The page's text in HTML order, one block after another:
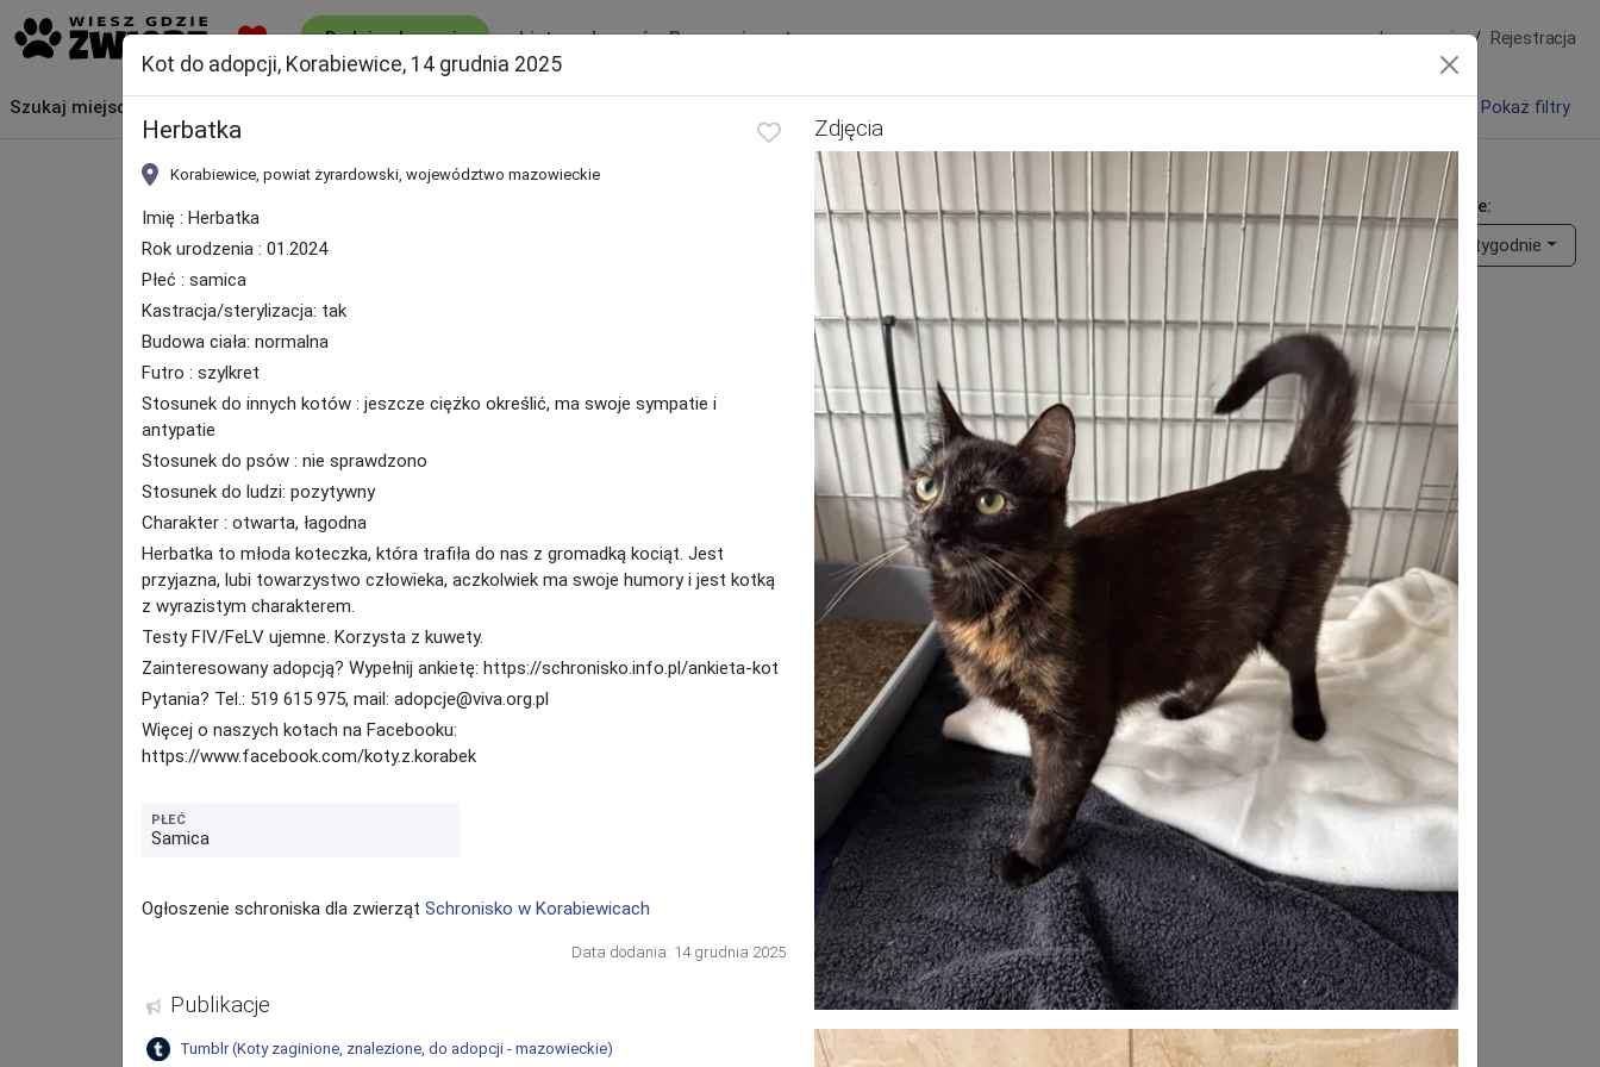
Kot do adopcji, Korabiewice, 14 grudnia 2025
Herbatka
Korabiewice, powiat żyrardowski, województwo mazowieckie
Imię : Herbatka
Rok urodzenia : 01.2024
Płeć : samica
Kastracja/sterylizacja: tak
Budowa ciała: normalna
Futro : szylkret
Stosunek do innych kotów : jeszcze ciężko określić, ma swoje sympatie i
antypatie
Stosunek do psów : nie sprawdzono
Stosunek do ludzi: pozytywny
Charakter : otwarta, łagodna
Herbatka to młoda koteczka, która trafiła do nas z gromadką kociąt. Jest
przyjazna, lubi towarzystwo człowieka, aczkolwiek ma swoje humory i jest kotką
z wyrazistym charakterem.
Testy FIV/FeLV ujemne. Korzysta z kuwety.
Zainteresowany adopcją? Wypełnij ankietę: https://schronisko.info.pl/ankieta-kot
Pytania? Tel.: 519 615 975, mail: adopcje@viva.org.pl
Więcej o naszych kotach na Facebooku:
https://www.facebook.com/koty.z.korabek
PŁEĆ
Samica
Ogłoszenie schroniska dla zwierząt Schronisko w Korabiewicach
Data dodania: 14 grudnia 2025
Publikacje
Tumblr(Koty zaginione, znalezione, do adopcji - mazowieckie)
Zdjęcia
Ostatnio zaginione i znalezione zwierzęta oraz zwierzęta do adopcji
Zwierzę:
Pies Kot
Inne
Rodzaj ogłoszenia:
Zaginął
Znaleziono
Opublikowane:
Ostatnie 2 tygodnie
Wczytywanie ogłoszeń...
Pokaż filtry
Szukaj miejsca
Ładowanie mapy...
Dodaj ogłoszenie Lista ogłoszeń Baza zwierząt Logowanie Rejestracja